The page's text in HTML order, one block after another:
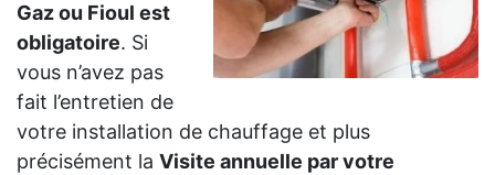
Gaz ou Fioul est
obligatoire. Si
vous n’avez pas
fait l’entretien de
votre installation de chauffage et plus
précisément la Visite annuelle par votre